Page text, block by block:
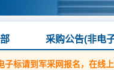
采购公告(非电
子标请到军采网报名，在线